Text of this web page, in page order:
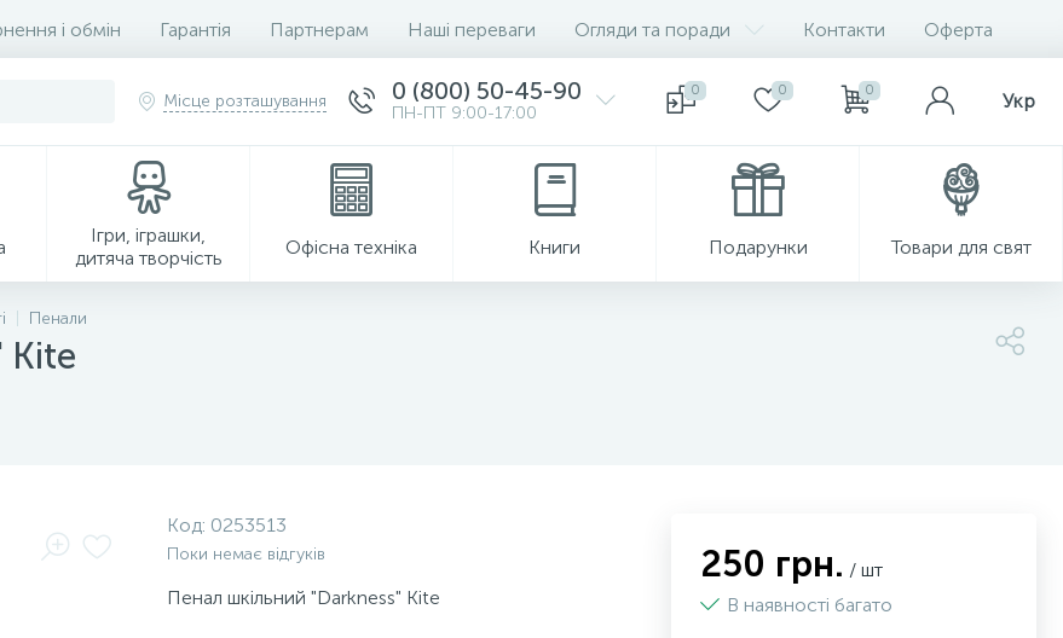
і обмін Гарантія Партнерам Наші переваги Огляди та поради Контакти Оферта
Місце розташування 0 (800) 50-45-90
ПН-ПТ 9:00-17:00
0 0 0 Укр
Ігри, іграшки,
дитяча творчість
Офісна техніка Книги Подарунки Товари для свят
Пенали
Kite
Код: 0253513
Поки немає відгуків
Пенал шкільний "Darkness" Kite
250 грн. / шт
В наявності багато